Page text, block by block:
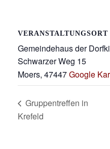
VERANSTALTUNGSORT
Gemeindehaus der
Schwarzer Weg 15
Moers, 47447Google
Gruppentreffen in
Krefeld